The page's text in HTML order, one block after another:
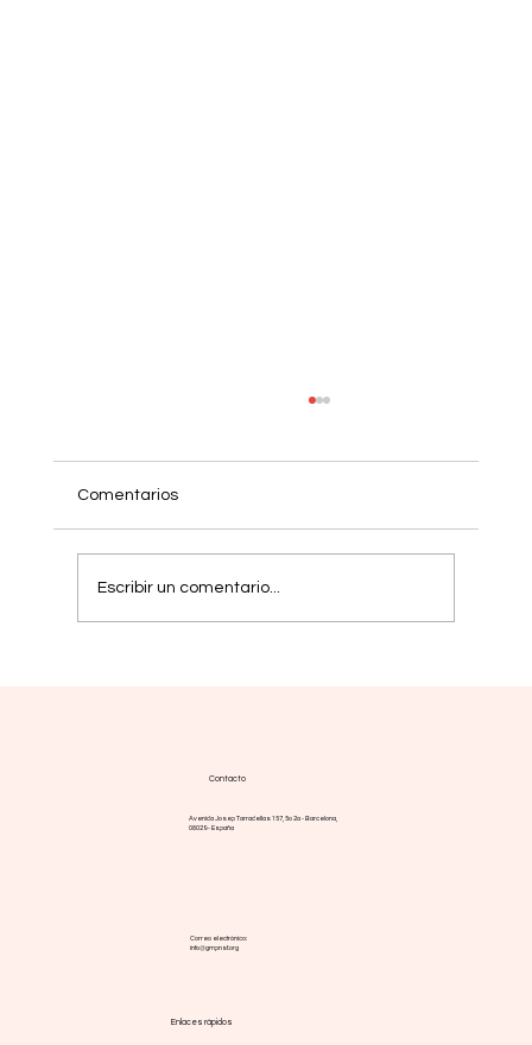
Porridge de quinua
Comentarios
Escribir un comentario...
Contacto
Avenida Josep Tarradellas 157, 5o 2a - Barcelona,
08029 - España
Correo electrónico:
info@gmpnsf.org
Enlaces rápidos